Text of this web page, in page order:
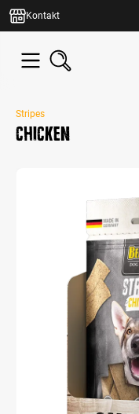
content
Kontakt
Stripes
Chicken